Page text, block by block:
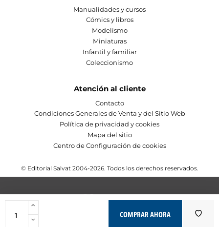
COMPRAR AHORA
Manualidades y cursos
Cómics y libros
Modelismo
Miniaturas
Infantil y familiar
Coleccionismo
Atención al cliente
Contacto
Condiciones Generales de Venta y del Sitio Web
Política de privacidad y cookies
Mapa del sitio
Centro de Configuración de cookies
© Editorial Salvat 2004-2026. Todos los derechos reservados.